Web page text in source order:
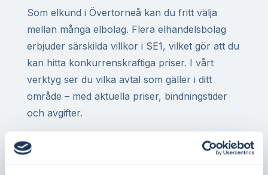
Som elkund i Övertorneå kan du fritt välja
mellan många elbolag. Flera elhandelsbolag
erbjuder särskilda villkor i SE1, vilket gör att du
kan hitta konkurrenskraftiga priser. I vårt
verktyg ser du vilka avtal som gäller i ditt
område – med aktuella priser, bindningstider
och avgifter.
För dig med elvärme i villa, eller för företag
med hög elförbrukning, kan rätt elavtal ge stor